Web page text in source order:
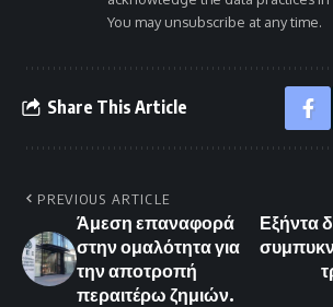
You may unsubscribe at any time.
Share This Article
PREVIOUS ARTICLE
Άμεση επαναφορά
στην ομαλότητα για
την αποτροπή
περαιτέρω ζημιών.
Εξήντα